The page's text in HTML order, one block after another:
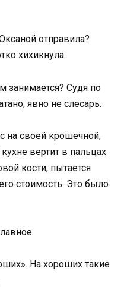
отправила?
хихикнула.
занимается? Судя по
явно не слесарь.
на своей крошечной,
вертит в пальцах
кости, пытается
стоимость. Это было
На хороших такие